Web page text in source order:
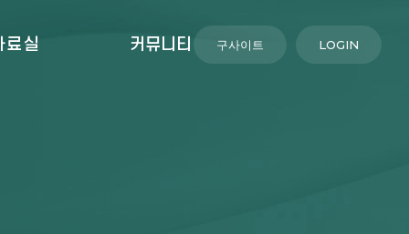
료실 커뮤니티 LOGIN
구사이트